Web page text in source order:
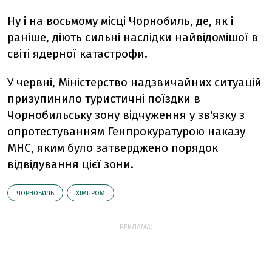
Ну і на восьмому місці Чорнобиль, де, як і
раніше, діють сильні наслідки найвідомішої в
світі ядерної катастрофи.
У червні, Міністерство надзвичайних ситуацій
призупинило туристичні поїздки в
Чорнобильську зону відчуження у зв'язку з
опротестуванням Генпрокуратурою наказу
МНС, яким було затверджено порядок
відвідування цієї зони.
ЧОРНОБИЛЬ ХІМПРОМ
РЕКЛАМА: